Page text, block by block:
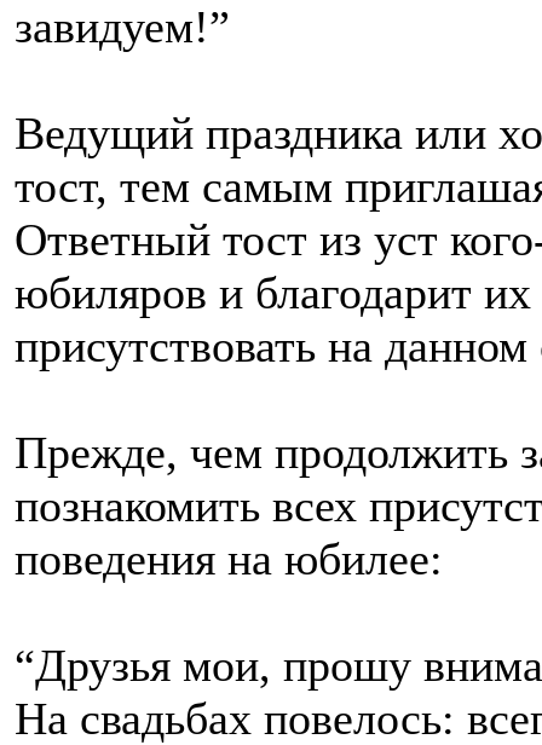
завидуем!”
Ведущий праздника или
тост, тем самым
Ответный тост из уст
юбиляров и благодарит
присутствовать на
Прежде, чем продолжить
познакомить всех
поведения на юбилее:
“Друзья мои, прошу
На свадьбах повелось: